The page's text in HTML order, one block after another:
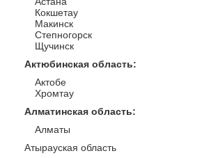
Кокшетау
Макинск
Степногорск
Щучинск
Актюбинская область:
Актобе
Хромтау
Алматинская область:
Алматы
Атырауская область